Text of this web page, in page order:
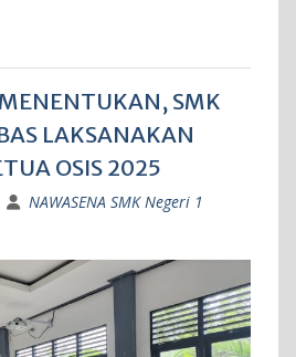
SMK
LAKSANAKAN
OSIS 2025
NAWASENA SMK Negeri 1